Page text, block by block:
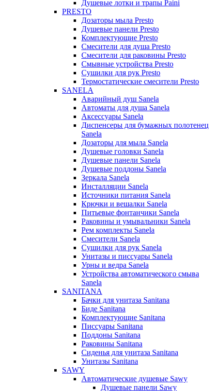
Душевые лотки и трапы Paini
PRESTO
Дозаторы мыла Presto
Душевые панели Presto
Комплектующие Presto
Смесители для душа Presto
Смесители для раковины Presto
Смывные устройства Presto
Сушилки для рук Presto
Термостатические смесители Presto
SANELA
Аварийный душ Sanela
Автоматы для душа Sanela
Аксессуары Sanela
Диспенсеры для бумажных полотенец
Sanela
Дозаторы для мыла Sanela
Душевые головки Sanela
Душевые панели Sanela
Душевые поддоны Sanela
Зеркала Sanela
Инсталляции Sanela
Источники питания Sanela
Крючки и вешалки Sanela
Питьевые фонтанчики Sanela
Раковины и умывальники Sanela
Рем комплекты Sanela
Смесители Sanela
Сушилки для рук Sanela
Унитазы и писсуары Sanela
Урны и ведра Sanela
Устройства автоматического смыва
Sanela
SANITANA
Бачки для унитаза Sanitana
Биде Sanitana
Комплектующие Sanitana
Писсуары Sanitana
Поддоны Sanitana
Раковины Sanitana
Сиденья для унитаза Sanitana
Унитазы Sanitana
SAWY
Автоматические душевые Sawy
Душевые панели Sawy